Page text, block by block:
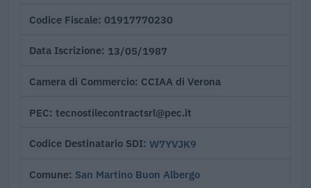
Codice Fiscale 01917770230
Data Iscrizione 13/05/1987
Camera di Commercio CCIAA di Verona
PEC tecnostilecontractsrl@pec.it
Codice Destinatario SDI W7YVJK9
Comune San Martino Buon Albergo